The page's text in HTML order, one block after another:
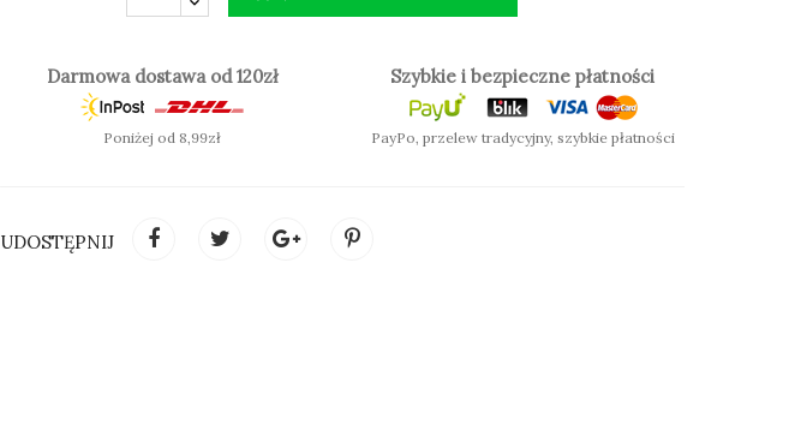
Darmowa dostawa od 120zł
Poniżej od 8,99zł
Szybkie i bezpieczne płatności
PayPo, przelew tradycyjny, szybkie płatności
UDOSTĘPNIJ